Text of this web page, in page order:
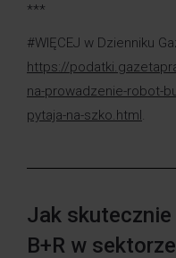
***
#WIĘCEJ w Dzienniku
https://
na-prowadzenie-robot-
pytaja-na-szko.html.
Jak
B+R w